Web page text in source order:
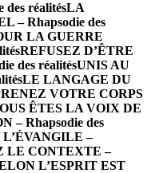
réalitésLA
– Rhapsodie des
LA GUERRE
REFUSEZ D’ÊTRE
des réalitésUNIS AU
LE LANGAGE DU
VOTRE CORPS
ÊTES LA VOIX DE
– Rhapsodie des
–
LE CONTEXTE –
L’ESPRIT EST